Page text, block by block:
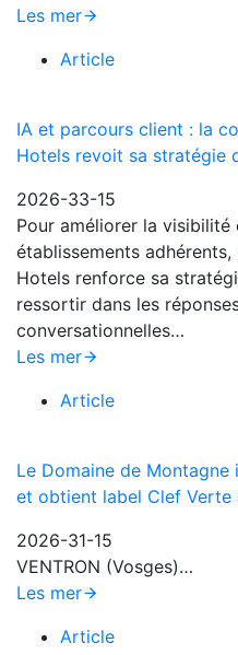
Les mer
Article
IA et parcours client : la
Hotels revoit sa stratégie
2026-33-15
Pour améliorer la visibilité
établissements
Hotels renforce sa
ressortir dans les
conversationnelles…
Les mer
Article
Le Domaine de Montagne
et obtient label Clef Verte
2026-31-15
VENTRON (Vosges)…
Les mer
Article